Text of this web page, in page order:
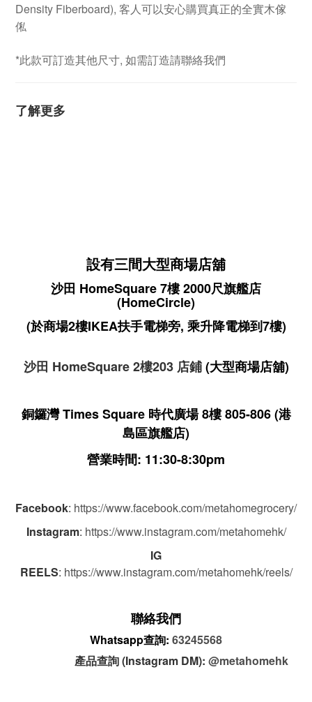
Density Fiberboard), 客人可以安心購買真正的全實木傢
俬
*此款可訂造其他尺寸, 如需訂造請聯絡我們
了解更多
設有三間大型商場店舖
沙田 HomeSquare 7樓 2000尺旗艦店
(HomeCircle)
(於商場2樓IKEA扶手電梯旁, 乘升降電梯到7樓)
沙田 HomeSquare 2樓203 店鋪(大型商場店舖)
銅鑼灣 Times Square 時代廣場 8樓 805-806(港
島區旗艦店)
營業時間: 11:30-8:30pm
Facebook: https://www.facebook.com/metahomegrocery/
Instagram: https://www.instagram.com/metahomehk/
IG
REELS: https://www.instagram.com/metahomehk/reels/
聯絡我們
Whatsapp查詢: 63245568
產品查詢 (Instagram DM): @metahomehk